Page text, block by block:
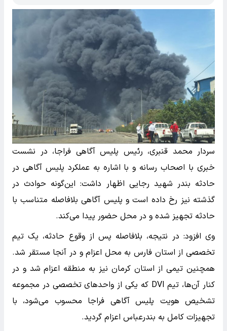
سردار محمد قنبری، رئیس پلیس آگاهی فراجا، در نشست
خبری با اصحاب رسانه و با اشاره به عملکرد پلیس آگاهی در
حادثه بندر شهید رجایی اظهار داشت: این‌گونه حوادث در
گذشته نیز رخ داده است و پلیس آگاهی بلافاصله متناسب با
حادثه تجهیز شده و در محل حضور پیدا می‌کند.
وی افزود: در نتیجه، بلافاصله پس از وقوع حادثه، یک تیم
تخصصی از استان فارس به محل اعزام و در آنجا مستقر شد.
همچنین تیمی از استان کرمان نیز به منطقه اعزام شد و در
کنار آن‌ها، تیم DVI که یکی از واحدهای تخصصی در مجموعه
تشخیص هویت پلیس آگاهی فراجا محسوب می‌شود، با
تجهیزات کامل به بندرعباس اعزام گردید.